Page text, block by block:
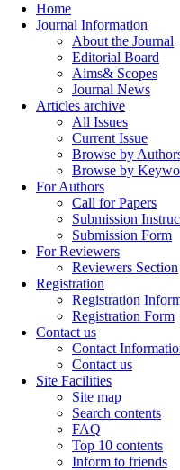
Home
Journal Information
About the Journal
Editorial Board
Aims& Scopes
Journal News
Articles archive
All Issues
Current Issue
Browse by
Browse by
For Authors
Call for Papers
Submission
Submission Form
For Reviewers
Reviewers Section
Registration
Registration
Registration Form
Contact us
Contact
Contact us
Site Facilities
Site map
Search contents
FAQ
Top 10 contents
Inform to friends